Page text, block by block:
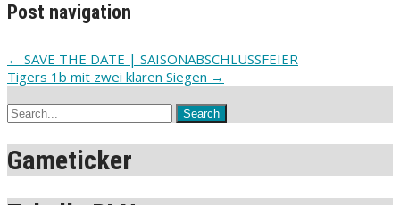
Post navigation
← SAVE THE DATE | SAISONABSCHLUSSFEIER
Tigers 1b mit zwei klaren Siegen →
Gameticker